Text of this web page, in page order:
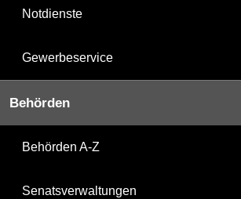
Notdienste
Gewerbeservice
Behörden
Behörden A-Z
Senatsverwaltungen